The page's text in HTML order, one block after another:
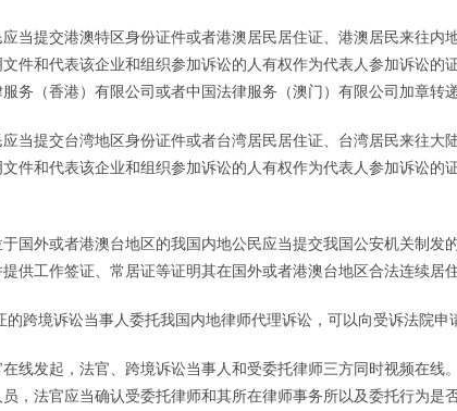
应当提交港澳特区身份证件或者港澳居民居住证、港澳居民来往
件和代表该企业和组织参加诉讼的人有权作为代表人参加诉讼的
务（香港）有限公司或者中国法律服务（澳门）有限公司加章转
应当提交台湾地区身份证件或者台湾居民居住证、台湾居民来往
件和代表该企业和组织参加诉讼的人有权作为代表人参加诉讼的
于国外或者港澳台地区的我国内地公民应当提交我国公安机关制
供工作签证、常居证等证明其在国外或者港澳台地区合法连续居
跨境诉讼当事人委托我国内地律师代理诉讼，可以向受诉法院申
线发起，法官、跨境诉讼当事人和受委托律师三方同时视频在线
，法官应当确认受委托律师和其所在律师事务所以及委托行为是